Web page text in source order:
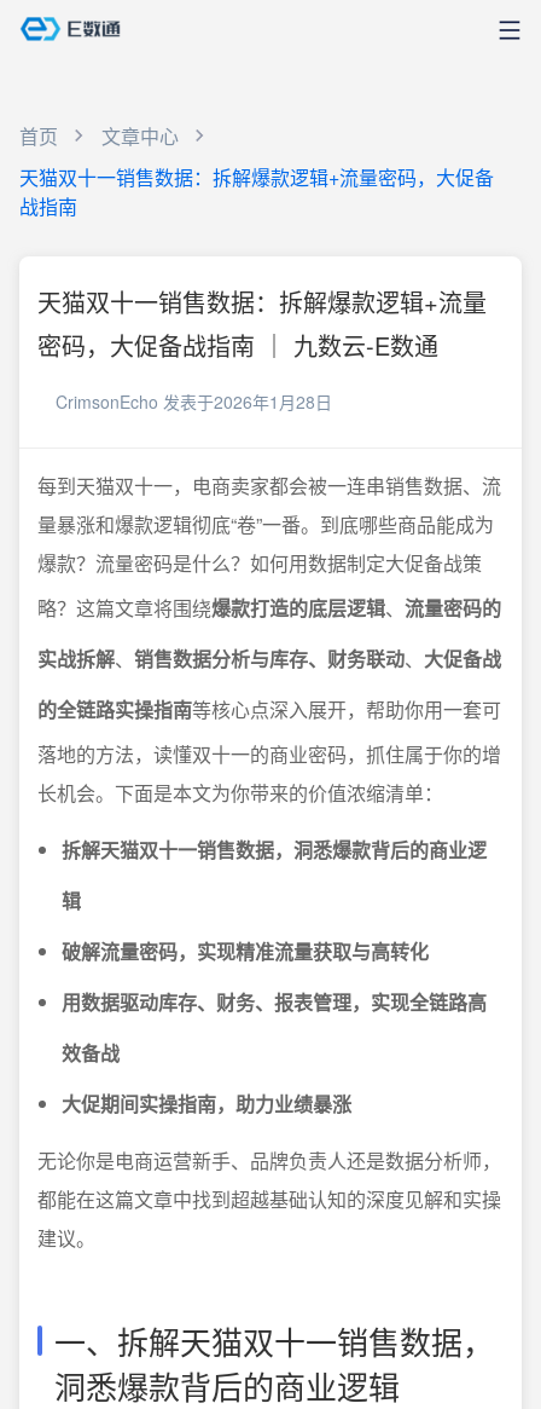
首页
文章中心
天猫双十一销售数据：拆解爆款逻辑+流量密码，大促备
战指南
天猫双十一销售数据：拆解爆款逻辑+流量
密码，大促备战指南 ｜ 九数云-E数通
CrimsonEcho 发表于2026年1月28日
每到天猫双十一，电商卖家都会被一连串销售数据、流
量暴涨和爆款逻辑彻底“卷”一番。到底哪些商品能成为
爆款？流量密码是什么？如何用数据制定大促备战策
略？这篇文章将围绕爆款打造的底层逻辑、 流量密码的
实战拆解、 销售数据分析与库存、财务联动、 大促备战
的全链路实操指南等核心点深入展开，帮助你用一套可
落地的方法，读懂双十一的商业密码，抓住属于你的增
长机会。下面是本文为你带来的价值浓缩清单：
拆解天猫双十一销售数据，洞悉爆款背后的商业逻
辑
破解流量密码，实现精准流量获取与高转化
用数据驱动库存、财务、报表管理，实现全链路高
效备战
大促期间实操指南，助力业绩暴涨
无论你是电商运营新手、品牌负责人还是数据分析师，
都能在这篇文章中找到超越基础认知的深度见解和实操
建议。
一、拆解天猫双十一销售数据，
洞悉爆款背后的商业逻辑